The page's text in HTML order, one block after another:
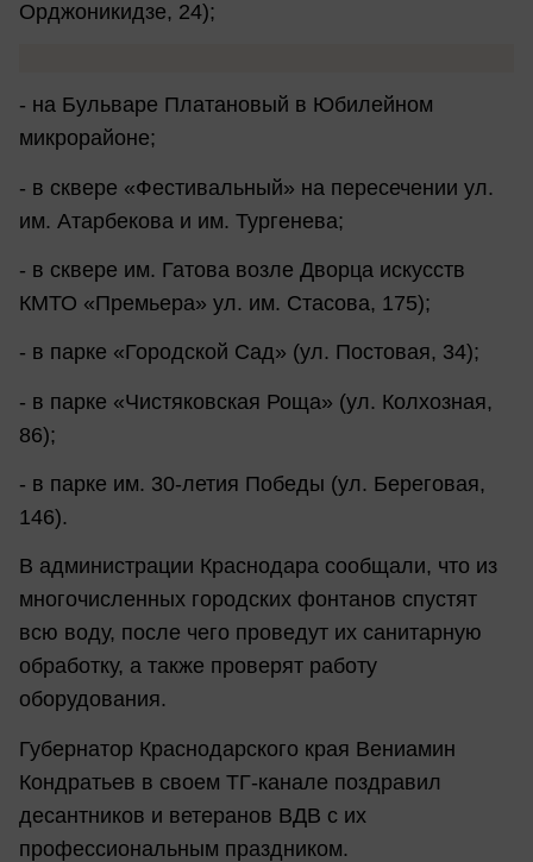
Орджоникидзе, 24);
- на Бульваре Платановый в Юбилейном
микрорайоне;
- в сквере «Фестивальный» на пересечении ул.
им. Атарбекова и им. Тургенева;
- в сквере им. Гатова возле Дворца искусств
КМТО «Премьера» ул. им. Стасова, 175);
- в парке «Городской Сад» (ул. Постовая, 34);
- в парке «Чистяковская Роща» (ул. Колхозная,
86);
- в парке им. 30-летия Победы (ул. Береговая,
146).
В администрации Краснодара сообщали, что из
многочисленных городских фонтанов спустят
всю воду, после чего проведут их санитарную
обработку, а также проверят работу
оборудования.
Губернатор Краснодарского края Вениамин
Кондратьев в своем ТГ-канале поздравил
десантников и ветеранов ВДВ с их
профессиональным праздником.